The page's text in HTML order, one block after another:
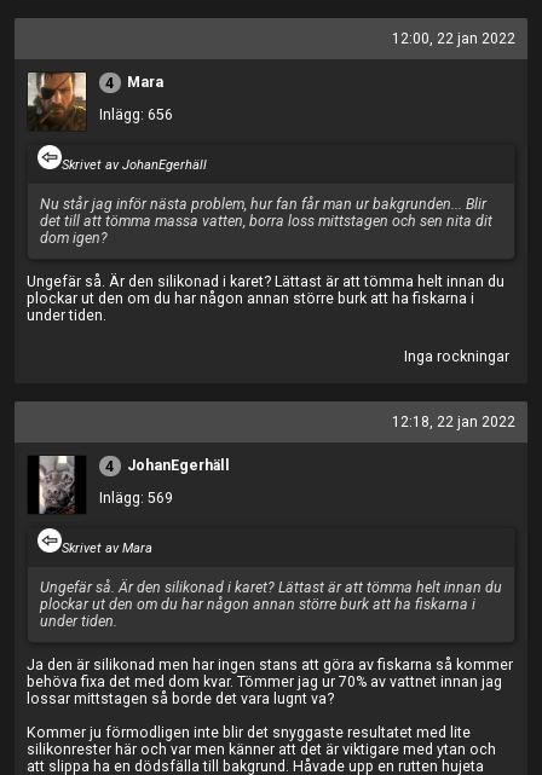
12:00, 22 jan 2022
4
Mara
Inlägg: 656
Skrivet av JohanEgerhäll
Nu står jag inför nästa problem, hur fan får man ur bakgrunden... Blir
det till att tömma massa vatten, borra loss mittstagen och sen nita dit
dom igen?
Ungefär så. Är den silikonad i karet? Lättast är att tömma helt innan du
plockar ut den om du har någon annan större burk att ha fiskarna i
under tiden.
Inga rockningar
12:18, 22 jan 2022
4
JohanEgerhäll
Inlägg: 569
Skrivet av Mara
Ungefär så. Är den silikonad i karet? Lättast är att tömma helt innan du
plockar ut den om du har någon annan större burk att ha fiskarna i
under tiden.
Ja den är silikonad men har ingen stans att göra av fiskarna så kommer
behöva fixa det med dom kvar. Tömmer jag ur 70% av vattnet innan jag
lossar mittstagen så borde det vara lugnt va?
Kommer ju förmodligen inte blir det snyggaste resultatet med lite
silikonrester här och var men känner att det är viktigare med ytan och
att slippa ha en dödsfälla till bakgrund. Håvade upp en rutten hujeta